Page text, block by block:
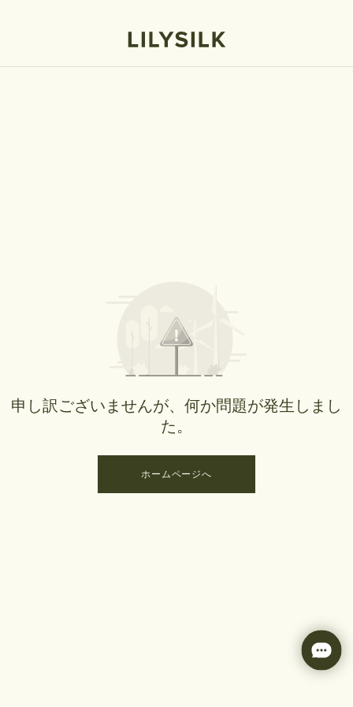
申し訳ございませんが、何か問題が発生しまし
た。
ホームページへ